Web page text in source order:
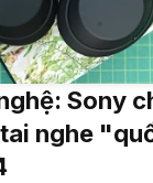
Sony
nghe